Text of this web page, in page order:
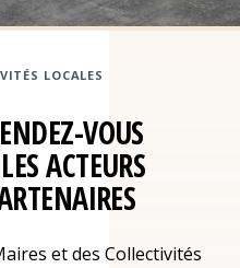
LOCALES
VOUS
ACTEURS
et des Collectivités